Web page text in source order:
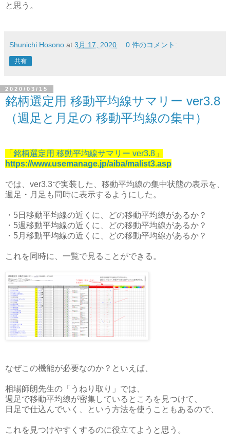
と思う。
Shunichi Hosono at 3月 17, 2020 0 件のコメント:
共有
2020/03/15
銘柄選定用 移動平均線サマリー ver3.8
（週足と月足の 移動平均線の集中）
「 銘柄選定用 移動平均線サマリー ver3.8 」
https://www.usemanage.jp/aiba/malist3.asp
では、ver3.3で実装した、移動平均線の集中状態の表示を、
週足・月足も同時に表示するようにした。
・5日移動平均線の近くに、どの移動平均線があるか？
・5週移動平均線の近くに、どの移動平均線があるか？
・5月移動平均線の近くに、どの移動平均線があるか？
これを同時に、一覧で見ることができる。
なぜこの機能が必要なのか？といえば、
相場師朗先生の「うねり取り」では、
週足で移動平均線が密集しているところを見つけて、
日足で仕込んでいく、という方法を使うこともあるので、
これを見つけやすくするのに役立てようと思う。